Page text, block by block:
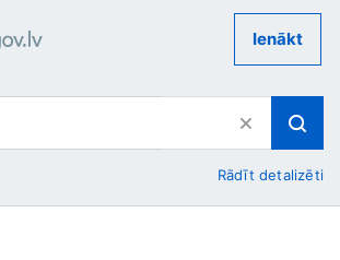
Ienākt
Rādīt detalizēti